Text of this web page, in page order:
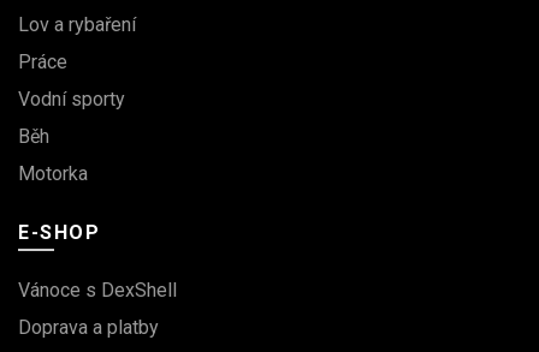
Lov a rybaření
Práce
Vodní sporty
Běh
Motorka
E-SHOP
Vánoce s DexShell
Doprava a platby